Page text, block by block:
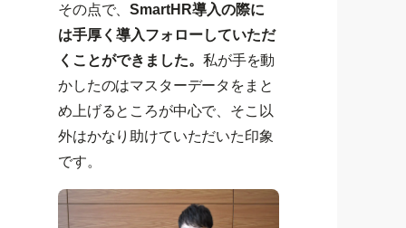
その点で、SmartHR導入の際に
は手厚く導入フォローしていただ
くことができました。 私が手を動
かしたのはマスターデータをまと
め上げるところが中心で、そこ以
外はかなり助けていただいた印象
です。